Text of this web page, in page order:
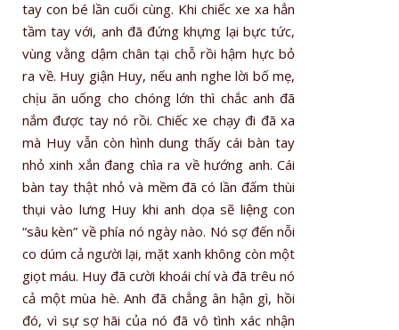
tay con bé lần cuối cùng. Khi chiếc xe xa hẳn
tầm tay với, anh đã đứng khựng lại bực tức,
vùng vằng dậm chân tại chỗ rồi hậm hực bỏ
ra về. Huy giận Huy, nếu anh nghe lời bố mẹ,
chịu ăn uống cho chóng lớn thì chắc anh đã
nắm được tay nó rồi. Chiếc xe chạy đi đã xa
mà Huy vẫn còn hình dung thấy cái bàn tay
nhỏ xinh xắn đang chìa ra về hướng anh. Cái
bàn tay thật nhỏ và mềm đã có lần đấm thùi
thụi vào lưng Huy khi anh dọa sẽ liệng con
“sâu kèn” về phía nó ngày nào. Nó sợ đến nỗi
co dúm cả người lại, mặt xanh không còn một
giọt máu. Huy đã cười khoái chí và đã trêu nó
cả một mùa hè. Anh đã chẳng ân hận gì, hồi
đó, vì sự sợ hãi của nó đã vô tình xác nhận